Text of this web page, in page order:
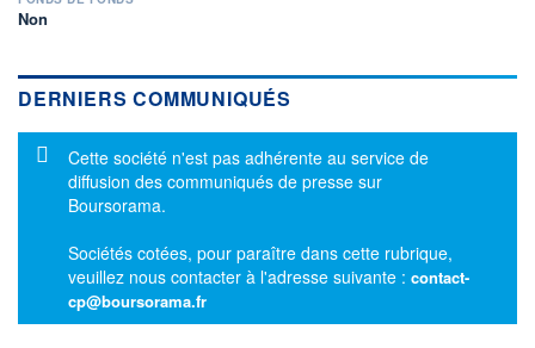
Non
DERNIERS COMMUNIQUÉS
Message d'information
Cette société n'est pas adhérente au service de
diffusion des communiqués de presse sur
Boursorama.
Sociétés cotées, pour paraître dans cette rubrique,
veuillez nous contacter à l'adresse suivante : contact-
cp@boursorama.fr